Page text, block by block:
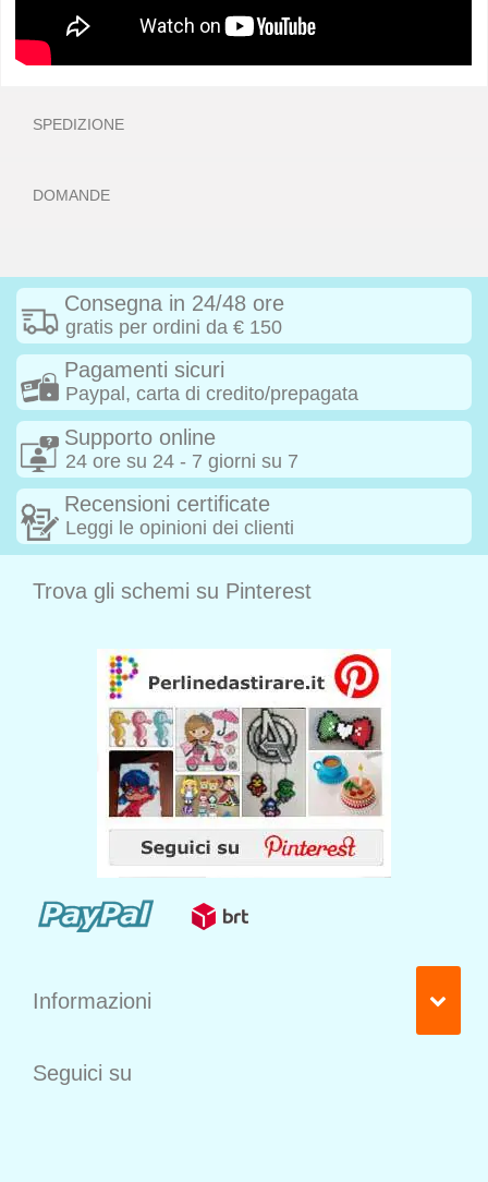
SPEDIZIONE
DOMANDE
Consegna in 24/48 ore
gratis per ordini da € 150
Pagamenti sicuri
Paypal, carta di credito/prepagata
Supporto online
24 ore su 24 - 7 giorni su 7
Recensioni certificate
Leggi le opinioni dei clienti
Trova gli schemi su Pinterest
Informazioni
Seguici su